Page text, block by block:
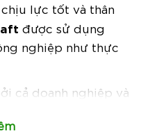
lực tốt và thân
được sử dụng
nghiệp như thực
cả doanh nghiệp và
dụng cao và xu
đang dần thay